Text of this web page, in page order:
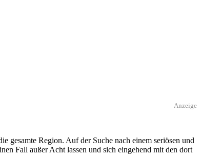
Anzeige
Region. Auf der Suche nach einem seriösen und
Fall außer Acht lassen und sich eingehend mit den dort